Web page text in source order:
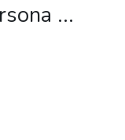
...